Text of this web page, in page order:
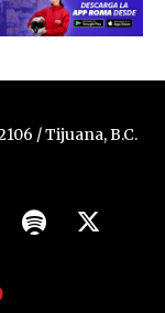
/ Tijuana, B.C.